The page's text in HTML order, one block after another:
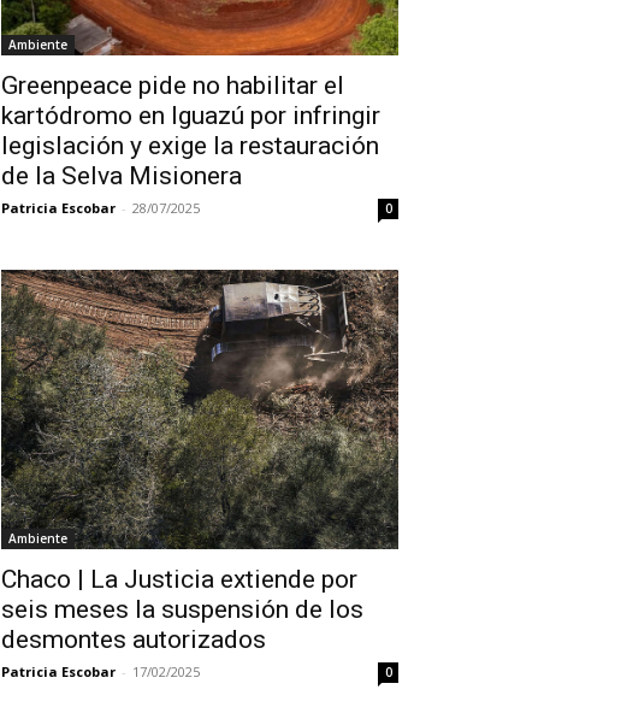
Ambiente
Greenpeace pide no habilitar el
kartódromo en Iguazú por infringir
legislación y exige la restauración
de la Selva Misionera
Patricia Escobar - 28/07/2025 0
Ambiente
Chaco | La Justicia extiende por
seis meses la suspensión de los
desmontes autorizados
Patricia Escobar - 17/02/2025 0